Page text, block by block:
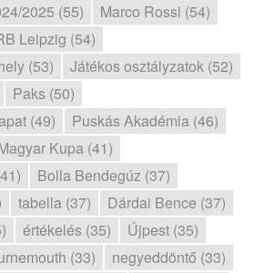
2025 (55)
Marco Rossi (54)
Leipzig (54)
(53)
Játékos osztályzatok (52)
Paks (50)
(49)
Puskás Akadémia (46)
Kupa (41)
Bolla Bendegúz (37)
tabella (37)
Dárdai Bence (37)
értékelés (35)
Újpest (35)
(33)
negyeddöntő (33)